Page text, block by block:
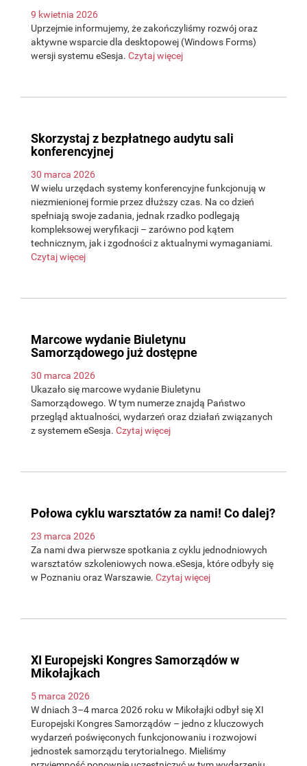
9 kwietnia 2026
Uprzejmie informujemy, że zakończyliśmy rozwój oraz
aktywne wsparcie dla desktopowej (Windows Forms)
wersji systemu eSesja. Czytaj więcej
Skorzystaj z bezpłatnego audytu sali
konferencyjnej
30 marca 2026
W wielu urzędach systemy konferencyjne funkcjonują w
niezmienionej formie przez dłuższy czas. Na co dzień
spełniają swoje zadania, jednak rzadko podlegają
kompleksowej weryfikacji – zarówno pod kątem
technicznym, jak i zgodności z aktualnymi wymaganiami.
Czytaj więcej
Marcowe wydanie Biuletynu
Samorządowego już dostępne
30 marca 2026
Ukazało się marcowe wydanie Biuletynu
Samorządowego. W tym numerze znajdą Państwo
przegląd aktualności, wydarzeń oraz działań związanych
z systemem eSesja. Czytaj więcej
Połowa cyklu warsztatów za nami! Co dalej?
23 marca 2026
Za nami dwa pierwsze spotkania z cyklu jednodniowych
warsztatów szkoleniowych nowa.eSesja, które odbyły się
w Poznaniu oraz Warszawie. Czytaj więcej
XI Europejski Kongres Samorządów w
Mikołajkach
5 marca 2026
W dniach 3–4 marca 2026 roku w Mikołajki odbył się XI
Europejski Kongres Samorządów – jedno z kluczowych
wydarzeń poświęconych funkcjonowaniu i rozwojowi
jednostek samorządu terytorialnego. Mieliśmy